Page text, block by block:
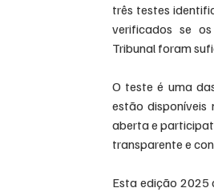
três testes
verificados se
Tribunal foram
O teste é uma
estão disponíveis
aberta e
transparente e
Esta edição 2025